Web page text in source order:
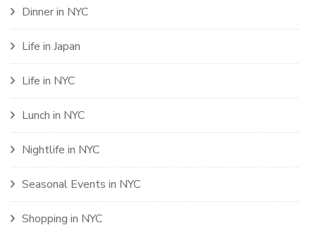
Dinner in NYC
Life in Japan
Life in NYC
Lunch in NYC
Nightlife in NYC
Seasonal Events in NYC
Shopping in NYC